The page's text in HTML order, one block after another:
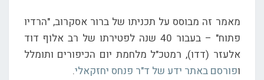
על
המלחמה
ההיא
מאמר זה מבוסס על תכניתו של ברור אסקרוב, "הרדיו
פתוח" – בעבור 40 שנה לפטירתו של רב אלוף דוד
אלעזר (דדו), רמטכ"ל מלחמת יום הכיפורים ותומלל
ופורסם באתר ידע של ד"ר פנחס יחזקאלי.